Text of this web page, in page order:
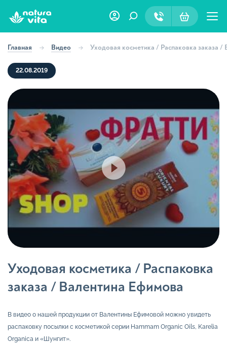
Главная Видео Уходовая косметика / Распаковка заказа /
22.08.2019
Уходовая косметика / Распаковка
заказа / Валентина Ефимова
В видео о нашей продукции от Валентины Ефимовой можно увидеть
распаковку посылки с косметикой серии Hammam Organic Oils, Karelia
Organica и «Шунгит».